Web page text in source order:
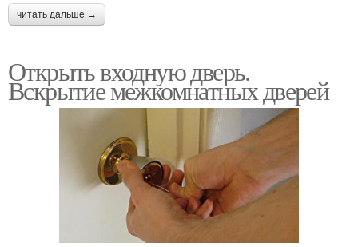
читать дальше →
Открыть входную дверь.
Вскрытие межкомнатных дверей